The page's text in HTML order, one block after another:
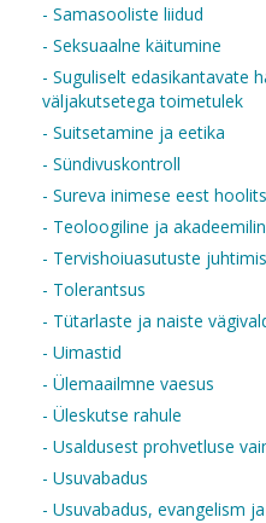
- Samasooliste liidud
- Seksuaalne käitumine
- Suguliselt edasikantavate
väljakutsetega toimetulek
- Suitsetamine ja eetika
- Sündivuskontroll
- Sureva inimese eest
- Teoloogiline ja
- Tervishoiuasutuste
- Tolerantsus
- Tütarlaste ja naiste
- Uimastid
- Ülemaailmne vaesus
- Üleskutse rahule
- Usaldusest prohvetluse
- Usuvabadus
- Usuvabadus, evangelism